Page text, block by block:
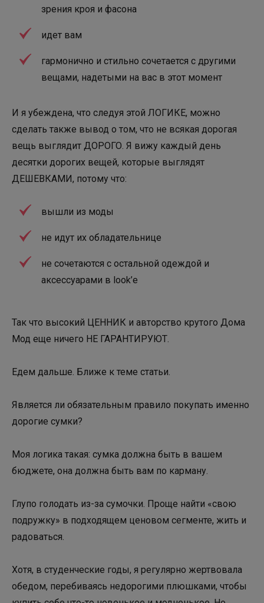
зрения кроя и фасона
идет вам
гармонично и стильно сочетается с другими
вещами, надетыми на вас в этот момент
И я убеждена, что следуя этой ЛОГИКЕ, можно
сделать также вывод о том, что не всякая дорогая
вещь выглядит ДОРОГО. Я вижу каждый день
десятки дорогих вещей, которые выглядят
ДЕШЕВКАМИ, потому что:
вышли из моды
не идут их обладательнице
не сочетаются с остальной одеждой и
аксессуарами в look’е
Так что высокий ЦЕННИК и авторство крутого Дома
Мод еще ничего НЕ ГАРАНТИРУЮТ.
Едем дальше. Ближе к теме статьи.
Является ли обязательным правило покупать именно
дорогие сумки?
Моя логика такая: сумка должна быть в вашем
бюджете, она должна быть вам по карману.
Глупо голодать из-за сумочки. Проще найти «свою
подружку» в подходящем ценовом сегменте, жить и
радоваться.
Хотя, в студенческие годы, я регулярно жертвовала
обедом, перебиваясь недорогими плюшками, чтобы